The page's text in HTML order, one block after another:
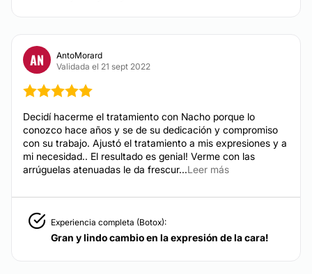
Tratamientos celulitis
AUMENTO MAMAS
El aumento mamario es una de las cirugías más
solicitadas en nuestra practica desde nuestros inicios
y cada vez son más consultas que nos llegan debido
a nuestros excelentes resultados con las pacientes.
Podemos colocar la prótesis por delante o por detrás
naturales a las pacientes. Siempre dejamos la cicatriz
oculta y recomendamos usar un top unas semanas
después de la cirugía.
AN
AntoMorard
Validada el 21 sept 2022
Decidí hacerme el tratamiento con Nacho porque lo
conozco hace años y se de su dedicación y compromiso
con su trabajo. Ajustó el tratamiento a mis expresiones y a
mi necesidad.. El resultado es genial! Verme con las
arrúguelas atenuadas le da frescur...Leer más
Experiencia completa (Botox):
Gran y lindo cambio en la expresión de la cara!